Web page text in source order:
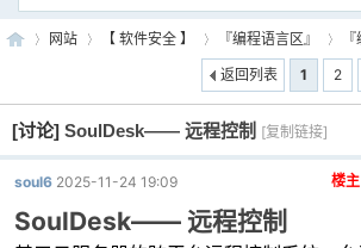
吾 »
网站
›
【 软件安全 】
›
『编程语言区』
›
1
2
返回列表
[讨论] SoulDesk—— 远程控制 [复制链接]
楼主
soul6 2025-11-24 19:09
SoulDesk—— 远程控制